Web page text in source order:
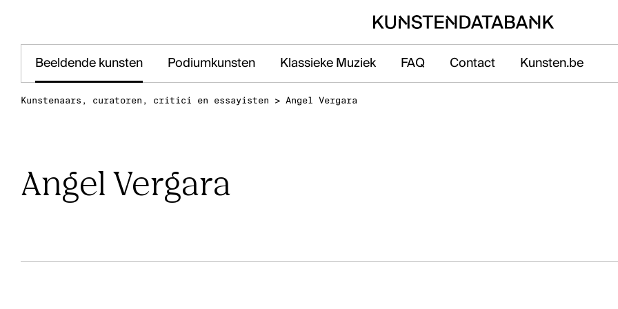
Het kantoor van Kunstenpunt vind je in de Ravensteingalerij vlak naast het Centraal
Beeldende kunsten Podiumkunsten Klassieke Muziek FAQ Contact Kunsten.be
Kunstenaars, curatoren, critici en essayisten > Angel Vergara
Angel Vergara